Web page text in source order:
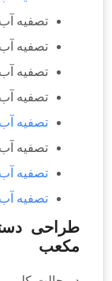
تصفیه
تصفیه
تصفیه
تصفیه
تصفیه
تصفیه
تصفیه آب
تصفیه
مکعب